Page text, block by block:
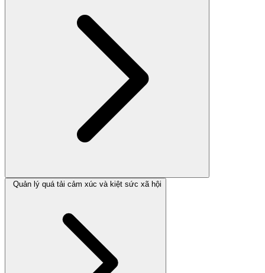
Quản lý quá tải cảm xúc và kiệt sức xã hội